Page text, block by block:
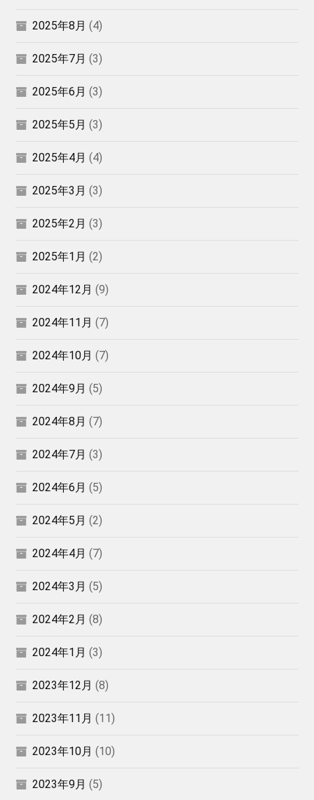
2025年8月 (4)
2025年7月 (3)
2025年6月 (3)
2025年5月 (3)
2025年4月 (4)
2025年3月 (3)
2025年2月 (3)
2025年1月 (2)
2024年12月 (9)
2024年11月 (7)
2024年10月 (7)
2024年9月 (5)
2024年8月 (7)
2024年7月 (3)
2024年6月 (5)
2024年5月 (2)
2024年4月 (7)
2024年3月 (5)
2024年2月 (8)
2024年1月 (3)
2023年12月 (8)
2023年11月 (11)
2023年10月 (10)
2023年9月 (5)